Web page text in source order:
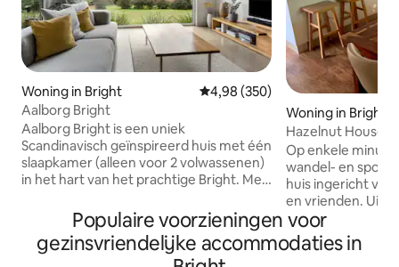
Woning in Bright Gemiddelde beoordeling van
4,98 (350)
Aalborg Bright
Aalborg Bright is een uniek
Scandinavisch geïnspireerd huis met één
slaapkamer (alleen voor 2 volwassenen)
in het hart van het prachtige Bright. Met
kamer, kwaliteitsmeubilair en een
duurzaam eigentijds design, stelt het de
maatstaf voor koppels die op zoek zijn
Woning in Bright
Hazelnut House
schoon
Op enkele
wandel- en
huis ingericht
en vrienden. Uitgebreide, speciaal
gebouwde,
met veilige
en basis
Populaire voorzieningen voor
gezinsvriendelijke accommodaties in